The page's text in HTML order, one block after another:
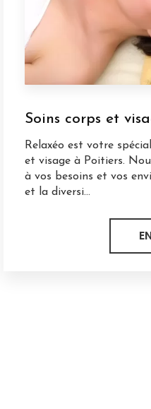
Soins corps et
Relaxéo est votre
et visage à Poitiers.
à vos besoins et vos
et la diversi...